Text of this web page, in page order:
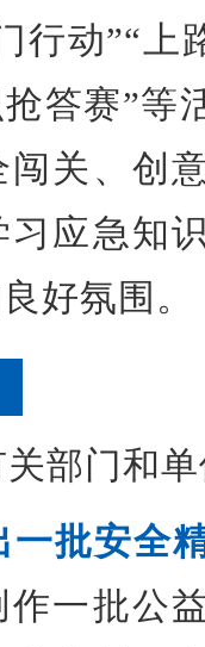
行动”“上
答赛”等
关、创
应急知
好氛围。
部门和
一批安全
一批公